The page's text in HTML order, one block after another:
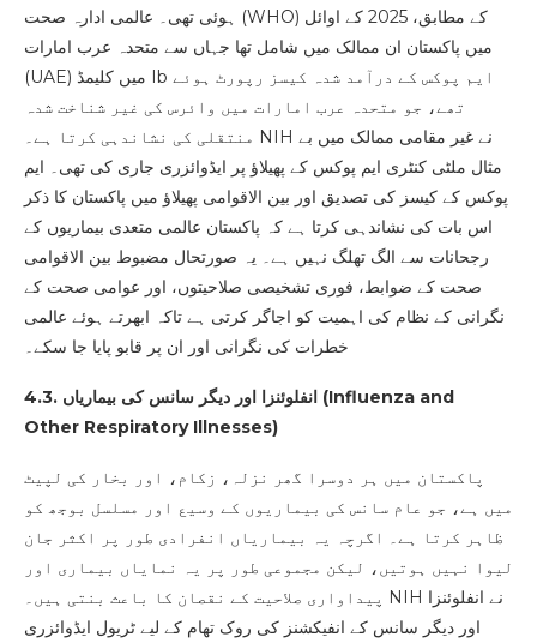
ہوئی تھی۔ عالمی ادارہ صحت (WHO) کے مطابق، 2025 کے اوائل
میں پاکستان ان ممالک میں شامل تھا جہاں سے متحدہ عرب امارات
(UAE) میں کلیمڈ Ib ایم پوکس کے درآمد شدہ کیسز رپورٹ ہوئے
تھے، جو متحدہ عرب امارات میں وائرس کی غیر شناخت شدہ
منتقلی کی نشاندہی کرتا ہے۔ NIH نے غیر مقامی ممالک میں بے
مثال ملٹی کنٹری ایم پوکس کے پھیلاؤ پر ایڈوائزری جاری کی تھی۔ ایم
پوکس کے کیسز کی تصدیق اور بین الاقوامی پھیلاؤ میں پاکستان کا ذکر
اس بات کی نشاندہی کرتا ہے کہ پاکستان عالمی متعدی بیماریوں کے
رجحانات سے الگ تھلگ نہیں ہے۔ یہ صورتحال مضبوط بین الاقوامی
صحت کے ضوابط، فوری تشخیصی صلاحیتوں، اور عوامی صحت کے
نگرانی کے نظام کی اہمیت کو اجاگر کرتی ہے تاکہ ابھرتے ہوئے عالمی
4.3. انفلوئنزا اور دیگر سانس کی بیماریاں (Influenza and
Other Respiratory Illnesses)
پاکستان میں ہر دوسرا گھر نزلہ، زکام، اور بخار کی لپیٹ
میں ہے، جو عام سانس کی بیماریوں کے وسیع اور مسلسل بوجھ کو
ظاہر کرتا ہے۔ اگرچہ یہ بیماریاں انفرادی طور پر اکثر جان
لیوا نہیں ہوتیں، لیکن مجموعی طور پر یہ نمایاں بیماری اور
پیداواری صلاحیت کے نقصان کا باعث بنتی ہیں۔ NIH نے انفلوئنزا
اور دیگر سانس کے انفیکشنز کی روک تھام کے لیے ٹریول ایڈوائزری